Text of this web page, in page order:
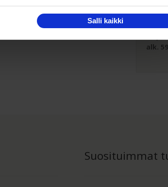
Salli kaikki
alk.
Suosituimmat